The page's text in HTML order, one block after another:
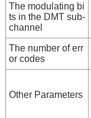
The modulating bi
ts in the DMT sub-
channel
The number of err
or codes
Other Parameters